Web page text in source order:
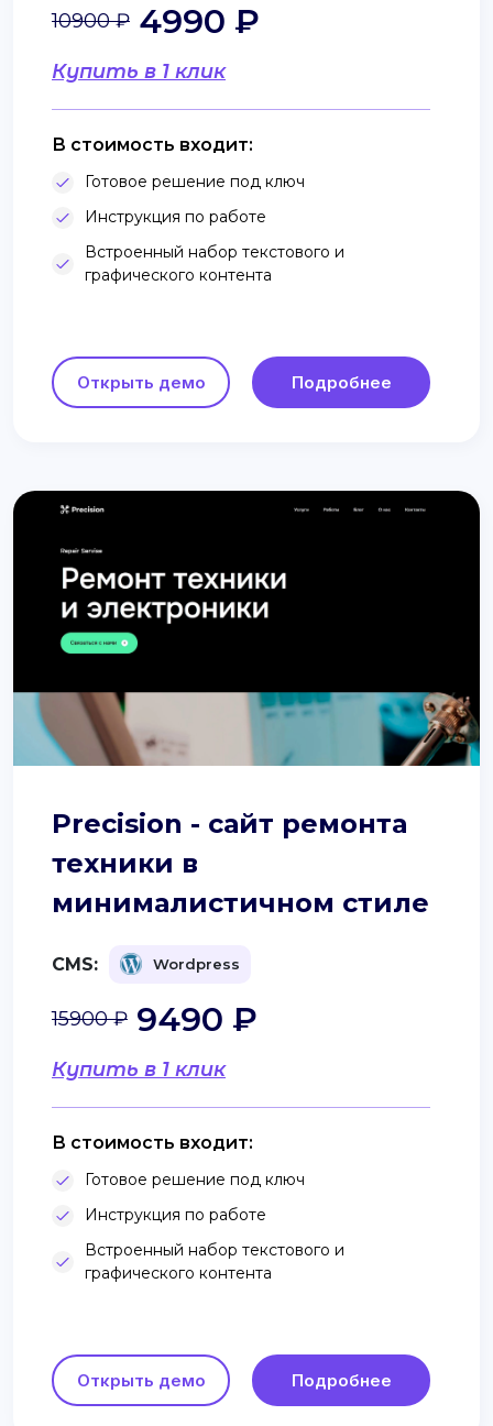
Купить в 1 клик
10900 ₽ 4990 ₽
В стоимость входит:
Готовое решение под ключ
Инструкция по работе
Встроенный набор текстового и
графического контента
Открыть демо Подробнее
Precision - сайт ремонта
техники в
минималистичном стиле
CMS: Wordpress
Купить в 1 клик
15900 ₽ 9490 ₽
В стоимость входит:
Готовое решение под ключ
Инструкция по работе
Встроенный набор текстового и
графического контента
Открыть демо Подробнее